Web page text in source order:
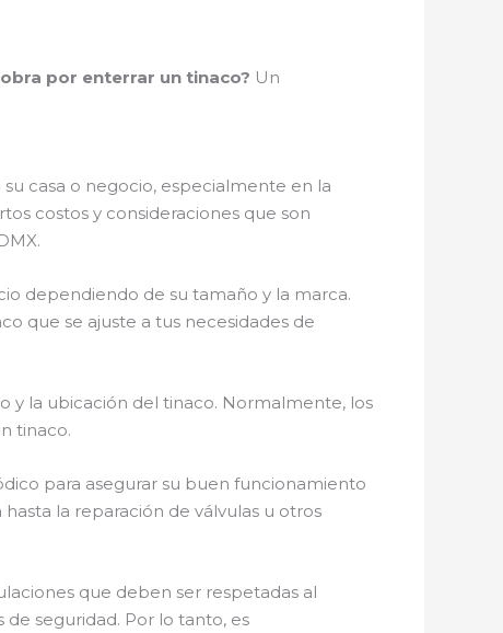
por enterrar un tinaco? Un
casa o negocio, especialmente en la
costos y consideraciones que son
dependiendo de su tamaño y la marca.
que se ajuste a tus necesidades de
y la ubicación del tinaco. Normalmente, los
tinaco.
para asegurar su buen funcionamiento
la reparación de válvulas u otros
que deben ser respetadas al
seguridad. Por lo tanto, es